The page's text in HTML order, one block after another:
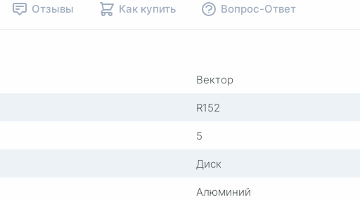
Отзывы Как купить Вопрос-Ответ
Вектор
R152
5
Диск
Алюминий